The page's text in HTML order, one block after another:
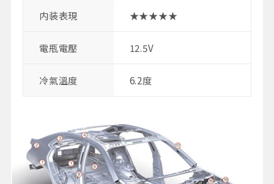
内装表現 ★★★★★
電瓶電壓 12.5V
冷氣溫度 6.2度